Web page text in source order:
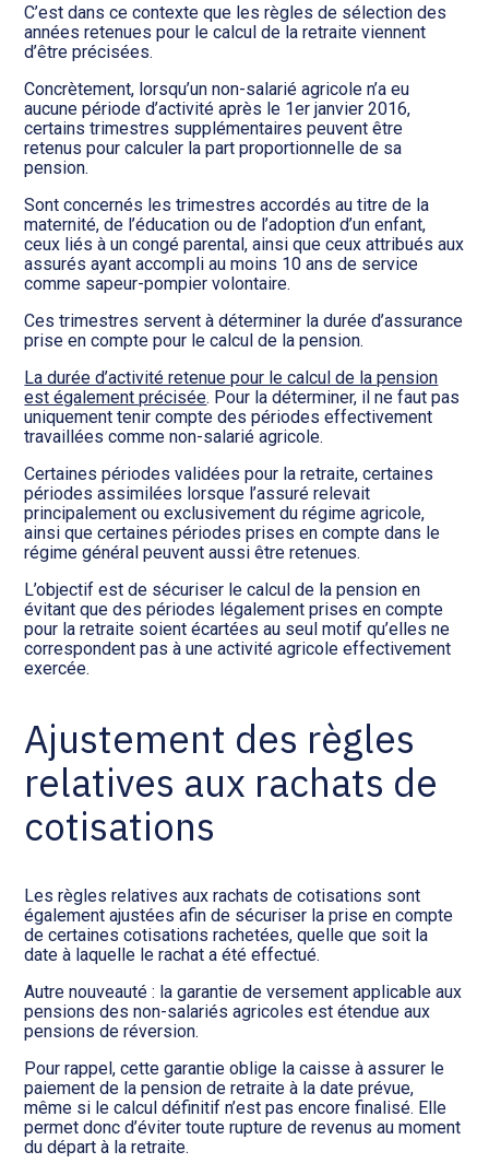
C’est dans ce contexte que les règles de sélection des
années retenues pour le calcul de la retraite viennent
d’être précisées.
Concrètement, lorsqu’un non-salarié agricole n’a eu
aucune période d’activité après le 1er janvier 2016,
certains trimestres supplémentaires peuvent être
retenus pour calculer la part proportionnelle de sa
pension.
Sont concernés les trimestres accordés au titre de la
maternité, de l’éducation ou de l’adoption d’un enfant,
ceux liés à un congé parental, ainsi que ceux attribués aux
assurés ayant accompli au moins 10 ans de service
comme sapeur-pompier volontaire.
Ces trimestres servent à déterminer la durée d’assurance
prise en compte pour le calcul de la pension.
La durée d’activité retenue pour le calcul de la pension
est également précisée. Pour la déterminer, il ne faut pas
uniquement tenir compte des périodes effectivement
travaillées comme non-salarié agricole.
Certaines périodes validées pour la retraite, certaines
périodes assimilées lorsque l’assuré relevait
principalement ou exclusivement du régime agricole,
ainsi que certaines périodes prises en compte dans le
régime général peuvent aussi être retenues.
L’objectif est de sécuriser le calcul de la pension en
évitant que des périodes légalement prises en compte
pour la retraite soient écartées au seul motif qu’elles ne
correspondent pas à une activité agricole effectivement
exercée.
Ajustement des règles
relatives aux rachats de
cotisations
Les règles relatives aux rachats de cotisations sont
également ajustées afin de sécuriser la prise en compte
de certaines cotisations rachetées, quelle que soit la
date à laquelle le rachat a été effectué.
Autre nouveauté : la garantie de versement applicable aux
pensions des non-salariés agricoles est étendue aux
pensions de réversion.
Pour rappel, cette garantie oblige la caisse à assurer le
paiement de la pension de retraite à la date prévue,
même si le calcul définitif n’est pas encore finalisé. Elle
permet donc d’éviter toute rupture de revenus au moment
du départ à la retraite.